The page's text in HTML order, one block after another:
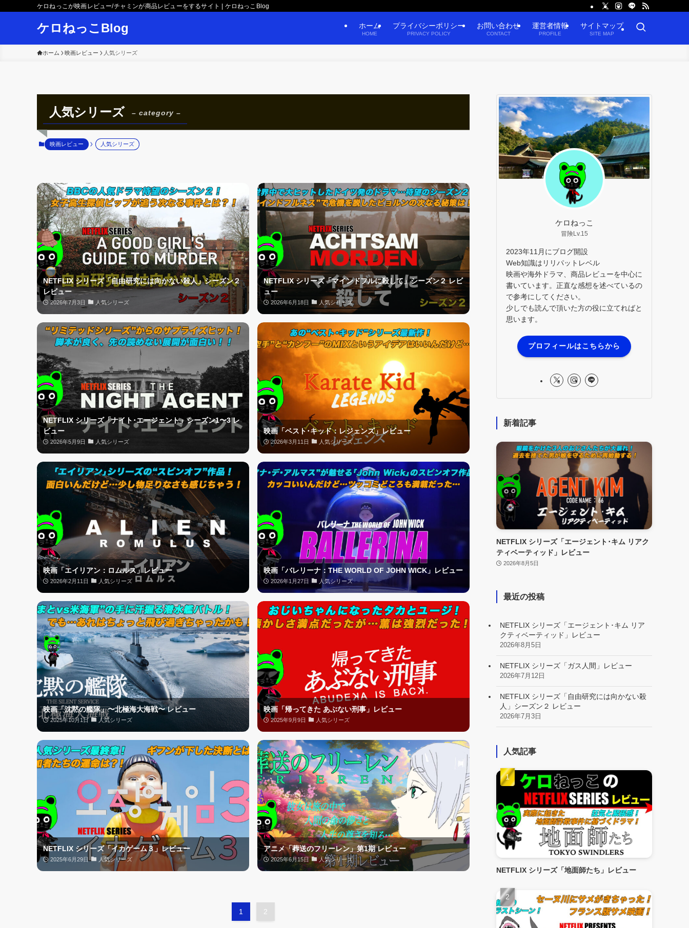
ケロねっこが映画レビュー/チャミンが商品レビューをするサイト | ケロねっこBlog
ケロねっこBlog ホーム
HOME
プライバシーポリシー
PRIVACY POLICY
お問い合わせ
CONTACT
運営者情報
PROFILE
サイトマップ
SITE MAP
ホーム 映画レビュー 人気シリーズ
人気シリーズ – category –
映画レビュー 人気シリーズ
NETFLIX シリーズ「自由研究には向かない殺人」シーズン２
レビュー
2026年7月3日 人気シリーズ
NETFLIX シリーズ「マインドフルに殺して」シーズン２ レビ
ュー
2026年6月18日 人気シリーズ
NETFLIX シリーズ「ナイト･エージェント」シーズン1〜3 レ
ビュー
2026年5月9日 人気シリーズ
映画「ベスト･キッド：レジェンズ」レビュー
2026年3月11日 人気シリーズ
映画「エイリアン：ロムルス」レビュー
2026年2月11日 人気シリーズ
映画「バレリーナ：THE WORLD OF JOHN WICK」レビュー
2026年1月27日 人気シリーズ
映画「沈黙の艦隊」〜北極海大海戦〜 レビュー
2025年10月1日 人気シリーズ
映画「帰ってきた あぶない刑事」レビュー
2025年9月9日 人気シリーズ
NETFLIX シリーズ「イカゲーム３」レビュー
2025年6月29日 人気シリーズ
アニメ「葬送のフリーレン」第1期 レビュー
2025年6月15日 人気シリーズ
1 2
ケロねっこ
冒険Lv.15
2023年11月にブログ開設
Web知識はリリパットレベル
映画や海外ドラマ、商品レビューを中心に
書いています。正直な感想を述べているの
で参考にしてください。
少しでも読んで頂いた方の役に立てればと
思います。
プロフィールはこちらから
新着記事
NETFLIX シリーズ「エージェント･キム リアク
ティベーティッド」レビュー
2026年8月5日
最近の投稿
NETFLIX シリーズ「エージェント･キム リア
クティベーティッド」レビュー
2026年8月5日
NETFLIX シリーズ「ガス人間」レビュー
2026年7月12日
NETFLIX シリーズ「自由研究には向かない殺
人」シーズン２ レビュー
2026年7月3日
人気記事
NETFLIX シリーズ「地面師たち」レビュー